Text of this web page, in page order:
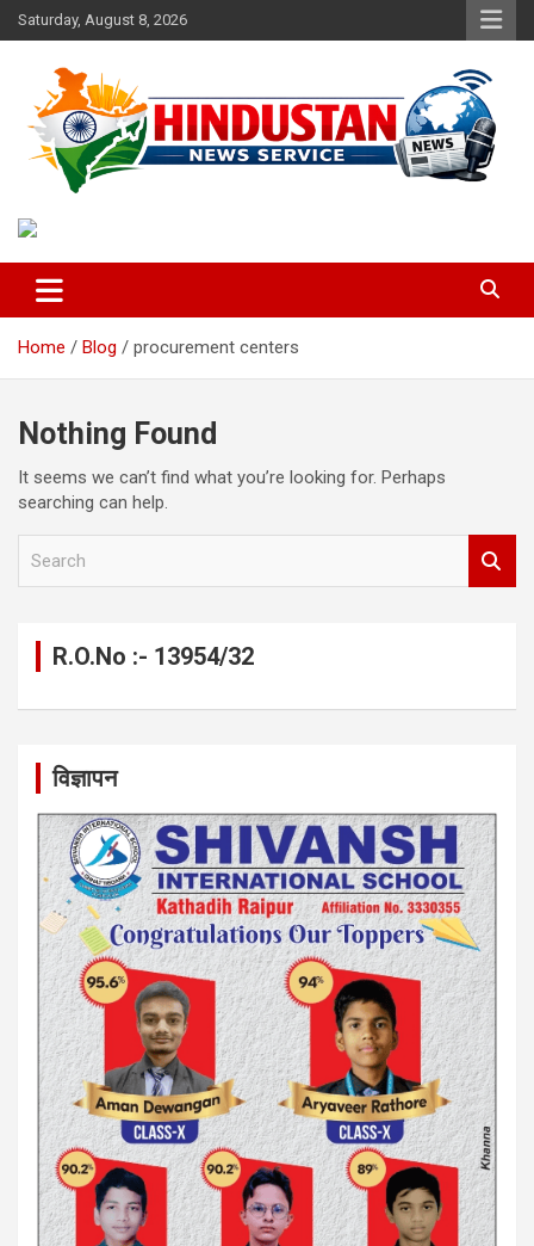
Skip
to
Saturday, August 8, 2026
Hindustan News Service
Home Blog procurement centers
Nothing Found
It seems we can’t find what you’re looking for. Perhaps
searching can help.
R.O.No :- 13954/32
विज्ञापन